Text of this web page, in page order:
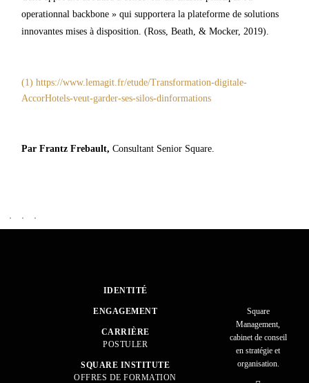
operationnal backbone » qui supportera la plateforme de solutions
innovantes mises à disposition. (Ross, Beath, & Mocker, 2019).
(1) https://www.lemagit.fr/etude/Transformation-digitale-
AccorHotels-veut-garder-ses-silos-dinformations
Par Frantz Frebault, Consultant Senior Square.
IDENTITÉ
ENGAGEMENT
CARRIÈRE
POSTULER
SQUARE INSTITUTE
OFFRES DE FORMATION
Square
Management,
cabinet de conseil
en stratégie et
organisation.